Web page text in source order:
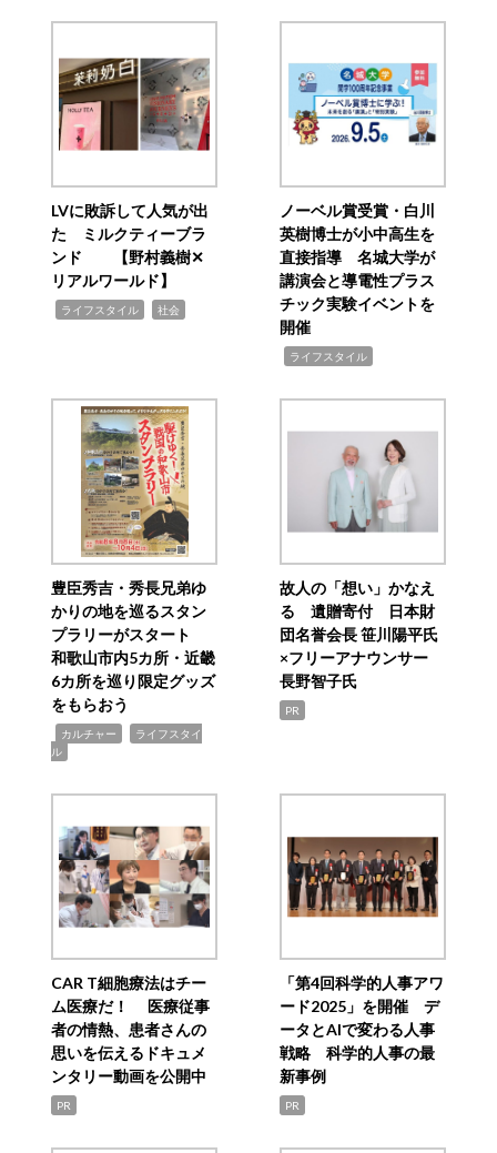
LVに敗訴して人気が出
た ミルクティーブラ
ンド 【野村義樹✕
リアルワールド】
ライフスタイル 社会
ノーベル賞受賞・白川
英樹博士が小中高生を
直接指導 名城大学が
講演会と導電性プラス
チック実験イベントを
開催
ライフスタイル
豊臣秀吉・秀長兄弟ゆ
かりの地を巡るスタン
プラリーがスタート
和歌山市内5カ所・近畿
6カ所を巡り限定グッズ
をもらおう
カルチャー
ライフスタイ
ル
故人の「想い」かなえ
る 遺贈寄付 日本財
団名誉会長 笹川陽平氏
×フリーアナウンサー
長野智子氏
PR
CAR T細胞療法はチー
ム医療だ！ 医療従事
者の情熱、患者さんの
思いを伝えるドキュメ
ンタリー動画を公開中
PR
「第4回科学的人事アワ
ード2025」を開催 デ
ータとAIで変わる人事
戦略 科学的人事の最
新事例
PR